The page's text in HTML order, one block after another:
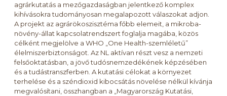
agrárkutatás a mezőgazdaságban jelentkező komplex
kihívásokra tudományosan megalapozott válaszokat adjon.
A projekt az agrárökoszisztéma főbb elemeit, a mikroba-
növény-állat kapcsolatrendszert foglalja magába, közös
célként megjelölve a WHO „One Health-szemléletű”
élelmiszerbiztonságot. Az NL aktívan részt vesz a nemzeti
felsőoktatásban, a jövő tudósnemzedékének képzésében
és a tudástranszferben. A kutatási célokat a környezet
terhelése és a széndioxid kibocsátás növelése nélkül kívánja
megvalósítani, összhangban a „Magyarország Kutatási,